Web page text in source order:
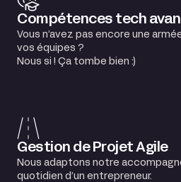
Compétences tech
Vous n’avez pas encore une
vos équipes ?
Nous si ! Ça tombe bien :)
Gestion de Projet Agile
Nous adaptons notre
quotidien d’un entrepreneur.